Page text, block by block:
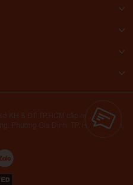
KH & ĐT TP.HCM cấp ngày
Phường Gia Định, TP. Hồ Chí Minh,